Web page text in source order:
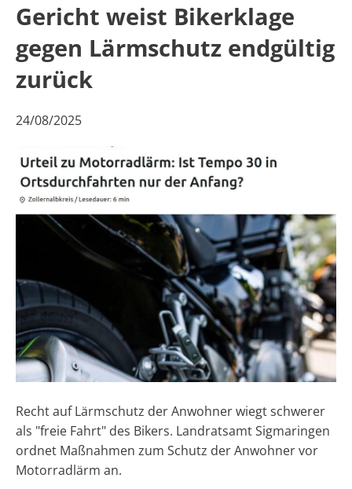
Gericht weist Bikerklage
gegen Lärmschutz endgültig
zurück
24/08/2025
Recht auf Lärmschutz der Anwohner wiegt schwerer
als "freie Fahrt" des Bikers. Landratsamt Sigmaringen
ordnet Maßnahmen zum Schutz der Anwohner vor
Motorradlärm an.